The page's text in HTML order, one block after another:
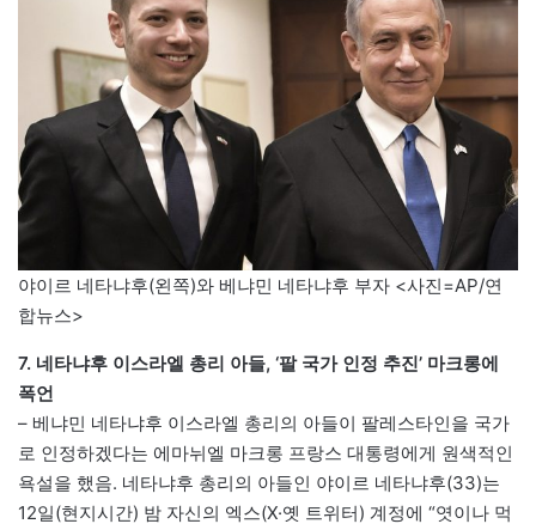
야이르 네타냐후(왼쪽)와 베냐민 네타냐후 부자 <사진=AP/연
합뉴스>
7. 네타냐후 이스라엘 총리 아들, ‘팔 국가 인정 추진’ 마크롱에
폭언
– 베냐민 네타냐후 이스라엘 총리의 아들이 팔레스타인을 국가
로 인정하겠다는 에마뉘엘 마크롱 프랑스 대통령에게 원색적인
욕설을 했음. 네타냐후 총리의 아들인 야이르 네타냐후(33)는
12일(현지시간) 밤 자신의 엑스(X·옛 트위터) 계정에 “엿이나 먹